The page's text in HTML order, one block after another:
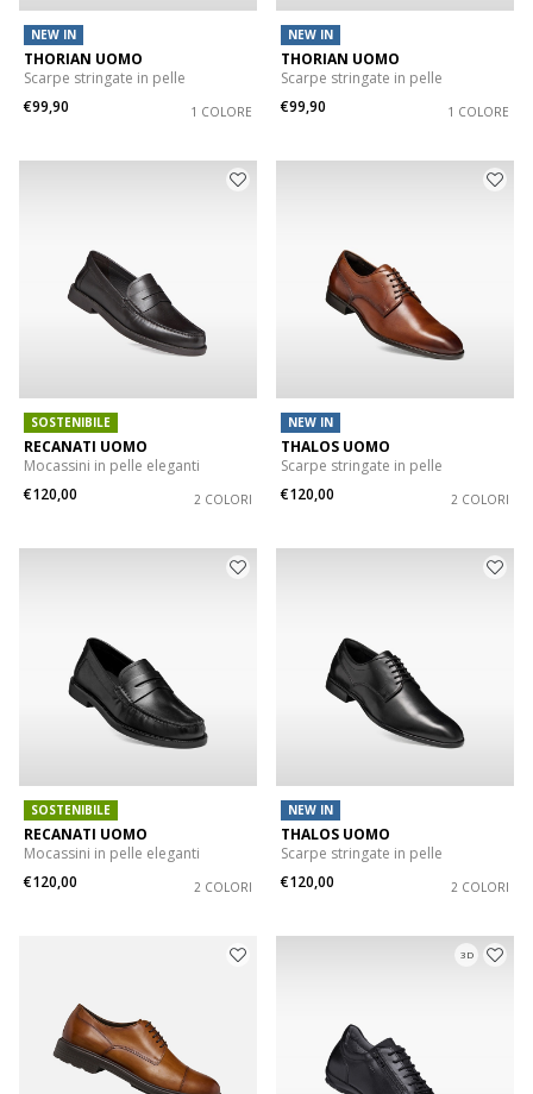
NEW IN
THORIAN UOMO
Scarpe stringate in pelle
€99,90
1 COLORE
NEW IN
THORIAN UOMO
Scarpe stringate in pelle
€99,90
1 COLORE
SOSTENIBILE
RECANATI UOMO
Mocassini in pelle eleganti
€120,00
2 COLORI
NEW IN
THALOS UOMO
Scarpe stringate in pelle
€120,00
2 COLORI
SOSTENIBILE
RECANATI UOMO
Mocassini in pelle eleganti
€120,00
2 COLORI
NEW IN
THALOS UOMO
Scarpe stringate in pelle
€120,00
2 COLORI
3D